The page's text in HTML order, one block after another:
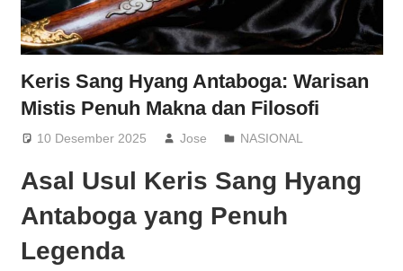
Keris Sang Hyang Antaboga: Warisan
Mistis Penuh Makna dan Filosofi
10 Desember 2025 Jose NASIONAL
Asal Usul Keris Sang Hyang
Antaboga yang Penuh
Legenda